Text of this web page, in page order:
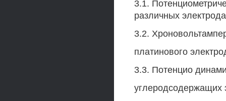
3.1.
различных
3.2.
платинового
3.3. Потенцио
углеродсодержащих